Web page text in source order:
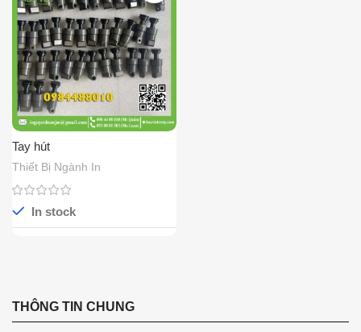
Tay hút
Thiết Bị Ngành In
In stock
THÔNG TIN CHUNG